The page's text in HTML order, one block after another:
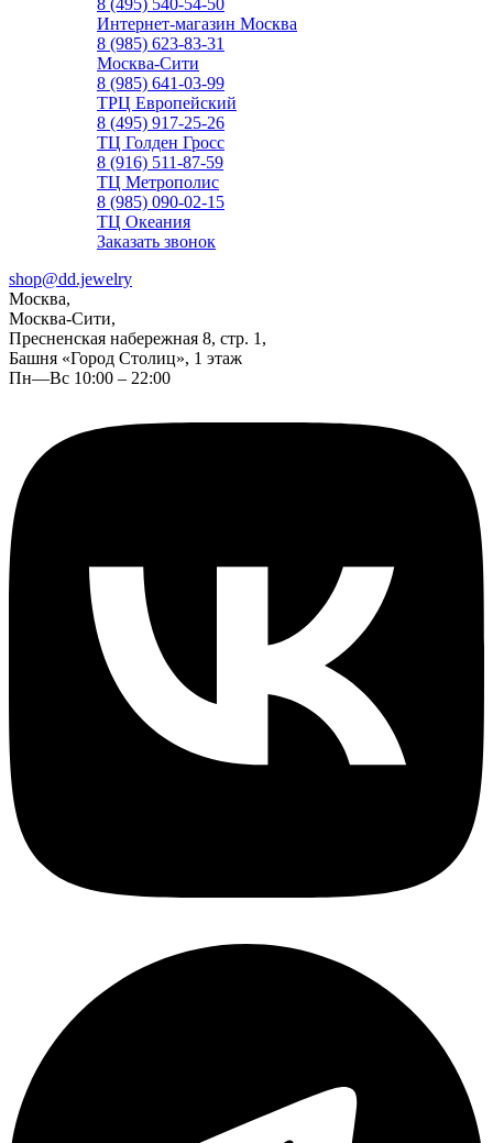
8 (495) 540-54-50
Интернет-магазин Москва
8 (985) 623-83-31
Москва-Сити
8 (985) 641-03-99
ТРЦ Европейский
8 (495) 917-25-26
ТЦ Голден Гросс
8 (916) 511-87-59
ТЦ Метрополис
8 (985) 090-02-15
ТЦ Океания
Заказать звонок
shop@dd.jewelry
Москва,
Москва-Сити,
Пресненская набережная 8, стр. 1,
Башня «Город Столиц», 1 этаж
Пн—Вс 10:00 – 22:00